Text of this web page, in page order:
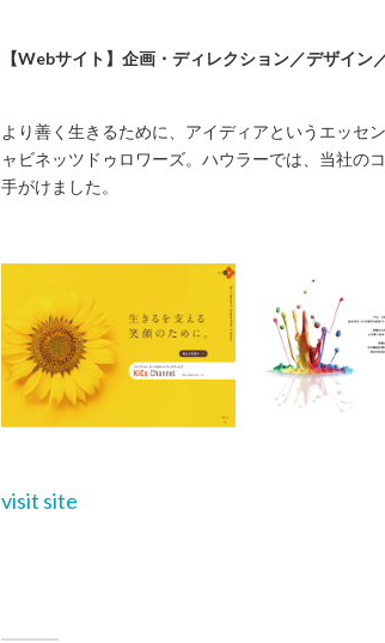
【Webサイト】企画・ディレクション／デザイン
より善く生きるために、アイディアというエッセ
ャビネッツドゥロワーズ。ハウラーでは、当社の
手がけました。
visit site